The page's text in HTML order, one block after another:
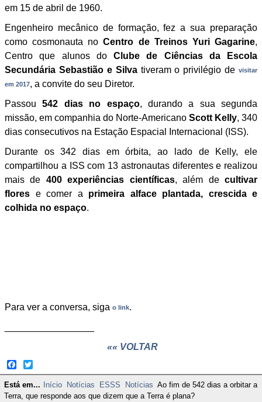
em 15 de abril de 1960.
Engenheiro mecânico de formação, fez a sua preparação
como cosmonauta noCentro de Treinos Yuri Gagarine,
Centro que alunos do Clube de Ciências da Escola
Secundária Sebastião e Silvativeram o privilégio de visitar
em 2017, a convite do seu Diretor.
Passou542 dias no espaço, durando a sua segunda
missão, em companhia do Norte-Americano Scott Kelly, 340
dias consecutivos na Estação Espacial Internacional (ISS).
Durante os 342 dias em órbita, ao lado de Kelly, ele
compartilhou a ISS com 13 astronautas diferentes e realizou
mais de 400 experiências científicas, além decultivar
flores e comer a primeira alface plantada, crescida e
colhida no espaço.
Para ver a conversa, siga o link.
«« VOLTAR
Facebook
Twitter
Está em... Início Notícias ESSS Notícias Ao fim de 542 dias a orbitar a
Terra, que responde aos que dizem que a Terra é plana?